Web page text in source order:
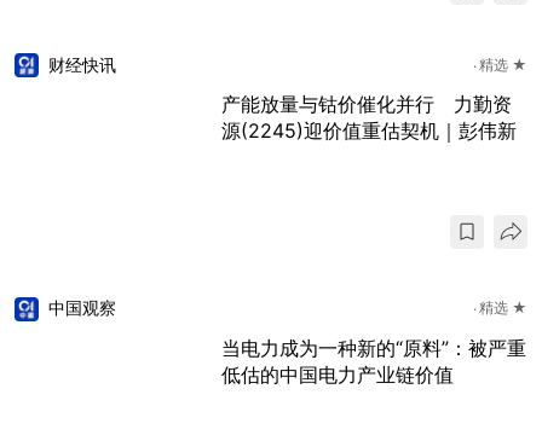
财经快讯 精选 ★
产能放量与钴价催化并行 力勤资
源(2245)迎价值重估契机｜彭伟新
中国观察 精选 ★
当电力成为一种新的“原料”：被严重
低估的中国电力产业链价值